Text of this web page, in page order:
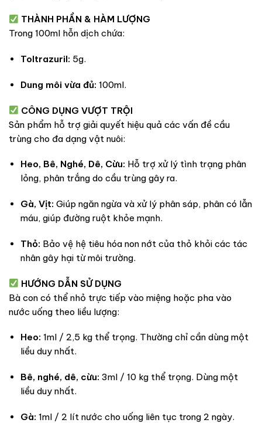
THÀNH PHẦN & HÀM LƯỢNG
Trong 100ml hỗn dịch chứa:
Toltrazuril: 5g.
Dung môi vừa đủ: 100ml.
CÔNG DỤNG VƯỢT TRỘI
Sản phẩm hỗ trợ giải quyết hiệu quả các vấn đề cầu
trùng cho đa dạng vật nuôi:
Heo, Bê, Nghé, Dê, Cừu: Hỗ trợ xử lý tình trạng phân
lỏng, phân trắng do cầu trùng gây ra.
Gà, Vịt: Giúp ngăn ngừa và xử lý phân sáp, phân có lẫn
máu, giúp đường ruột khỏe mạnh.
Thỏ: Bảo vệ hệ tiêu hóa non nớt của thỏ khỏi các tác
nhân gây hại từ môi trường.
HƯỚNG DẪN SỬ DỤNG
Bà con có thể nhỏ trực tiếp vào miệng hoặc pha vào
nước uống theo liều lượng:
Heo: 1ml / 2,5 kg thể trọng. Thường chỉ cần dùng một
liều duy nhất.
Bê, nghé, dê, cừu: 3ml / 10 kg thể trọng. Dùng một
liều duy nhất.
Gà: 1ml / 2 lít nước cho uống liên tục trong 2 ngày.